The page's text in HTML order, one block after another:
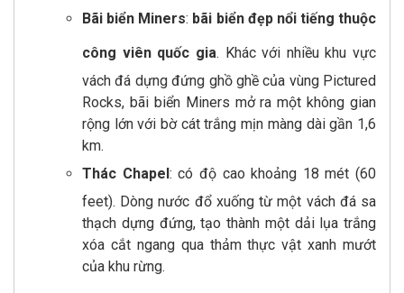
Bãi biển Miners: bãi biển đẹp nổi tiếng thuộc
công viên quốc gia. Khác với nhiều khu vực
vách đá dựng đứng ghồ ghề của vùng Pictured
Rocks, bãi biển Miners mở ra một không gian
rộng lớn với bờ cát trắng mịn màng dài gần 1,6
km.
Thác Chapel: có độ cao khoảng 18 mét (60
feet). Dòng nước đổ xuống từ một vách đá sa
thạch dựng đứng, tạo thành một dải lụa trắng
xóa cắt ngang qua thảm thực vật xanh mướt
của khu rừng.